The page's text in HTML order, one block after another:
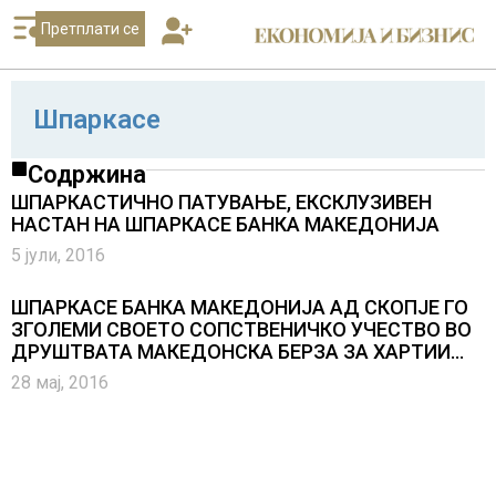
Претплати се
Шпаркасе
Содржина
ШПАРКАСТИЧНО ПАТУВАЊЕ, ЕКСКЛУЗИВЕН
НАСТАН НА ШПАРКАСЕ БАНКА МАКЕДОНИЈА
5 јули, 2016
ШПАРКАСЕ БАНКА МАКЕДОНИЈА АД СКОПЈЕ ГО
ЗГОЛЕМИ СВОЕТО СОПСТВЕНИЧКО УЧЕСТВО ВО
ДРУШТВАТА МАКЕДОНСКА БЕРЗА ЗА ХАРТИИ
ОД ВРЕДНОСТ АД СКОПЈЕ И ЦЕНТРАЛЕН
ДЕПОЗИТАР ЗА ХАРТИИ ОД ВРЕДНОСТ АД
28 мај, 2016